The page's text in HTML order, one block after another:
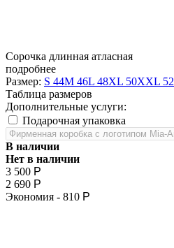
Сорочка длинная атласная
подробнее
Размер: S 44M 46L 48XL 50XXL 52
Таблица размеров
Дополнительные услуги:
Подарочная упаковка
В наличии
Нет в наличии
3 500 Р
2 690 Р
Экономия - 810 Р